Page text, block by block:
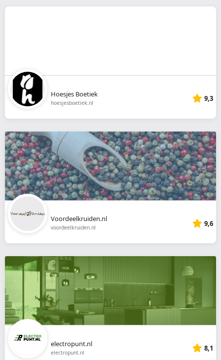
Hoesjes Boetiek
hoesjesboetiek.nl 9,3
Voordeelkruiden.nl
voordeelkruiden.nl 9,6
electropunt.nl
electropunt.nl 8,1